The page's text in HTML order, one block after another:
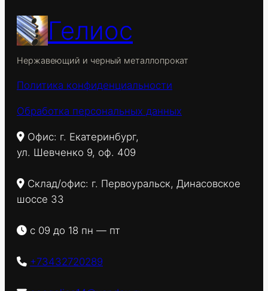
Гелиос
Нержавеющий и черный металлопрокат
Политика конфиденциальности
Обработка персональных данных
Офис: г. Екатеринбург,
ул. Шевченко 9, оф. 409
Склад/офис: г. Первоуральск, Динасовское
шоссе 33
с 09 до 18 пн — пт
+73432720289